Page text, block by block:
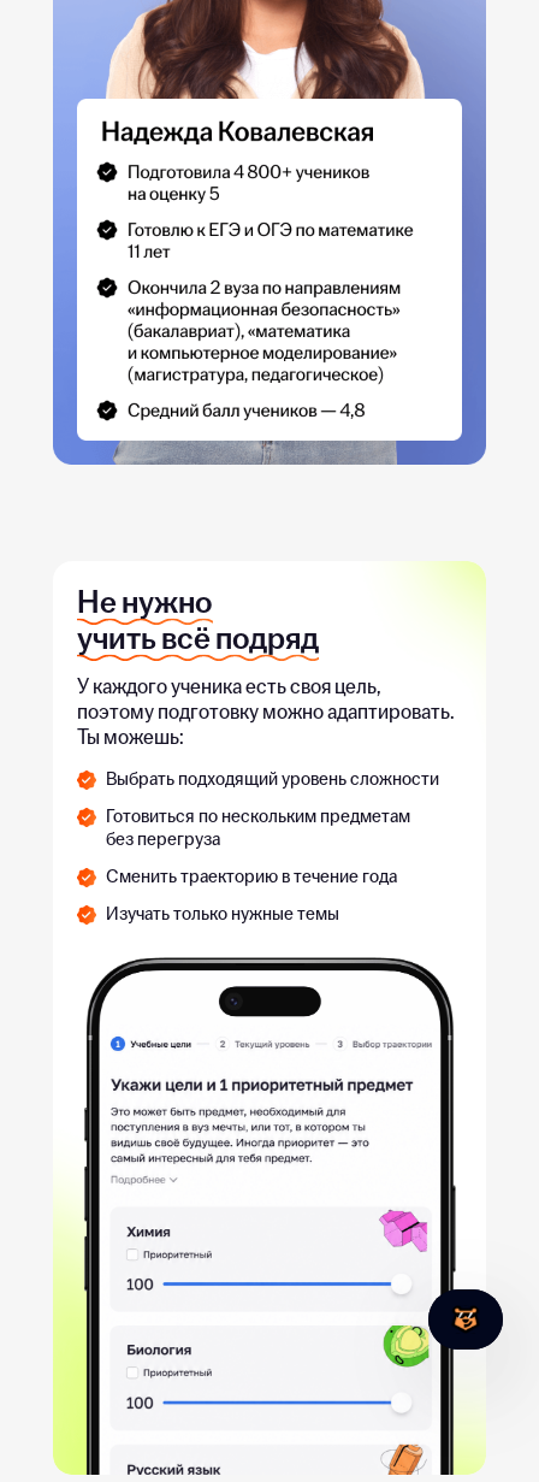
Не нужно
учить всё подряд
У каждого ученика есть своя цель,
поэтому подготовку можно адаптировать.
Ты можешь:
Выбрать подходящий уровень сложности
Готовиться по нескольким предметам
без перегруза
Сменить траекторию в течение года
Изучать только нужные темы